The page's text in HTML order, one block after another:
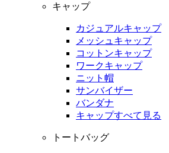
キャップ
カジュアルキャップ
メッシュキャップ
コットンキャップ
ワークキャップ
ニット帽
サンバイザー
バンダナ
キャップすべて見る
トートバッグ